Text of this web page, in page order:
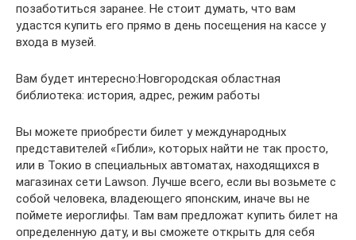
позаботиться заранее. Не стоит думать, что вам
удастся купить его прямо в день посещения на кассе у
входа в музей.
Вам будет интересно:Новгородская областная
библиотека: история, адрес, режим работы
Вы можете приобрести билет у международных
представителей «Гибли», которых найти не так просто,
или в Токио в специальных автоматах, находящихся в
магазинах сети Lawson. Лучше всего, если вы возьмете с
собой человека, владеющего японским, иначе вы не
поймете иероглифы. Там вам предложат купить билет на
определенную дату, и вы сможете открыть для себя